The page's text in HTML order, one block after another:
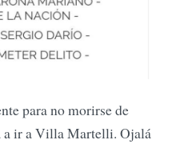
para no morirse de
a ir a Villa Martelli. Ojalá